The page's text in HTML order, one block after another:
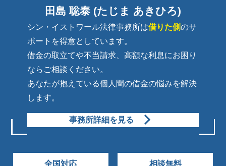
田島 聡泰 (たじま あきひろ)
シン・イストワール法律事務所は借りた側のサ
ポートを得意としています。
借金の取立てや不当請求、高額な利息にお困り
ならご相談ください。
あなたが抱えている個人間の借金の悩みを解決
します。
事務所詳細を見る
全国対応 相談無料